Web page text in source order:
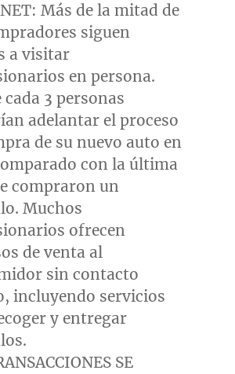
Más de la mitad de
siguen
a visitar
en persona.
cada 3 personas
adelantar el proceso
de su nuevo auto en
con la última
compraron un
Muchos
ofrecen
de venta al
sin contacto
incluyendo servicios
y entregar
SE